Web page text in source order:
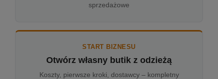
sprzedażowe
START BIZNESU
Otwórz własny butik z odzieżą
Koszty, pierwsze kroki, dostawcy – kompletny